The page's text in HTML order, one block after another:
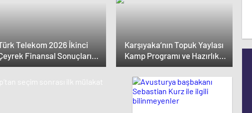
Telekom 2026 İkinci
Finansal Sonuçlarını
Yarı Yıl Geliri 142
Milyar TL’yi Aştı
Karşıyaka’nın Topuk Yaylası
Kamp Programı ve Hazırlık
Maçları Belli Oldu